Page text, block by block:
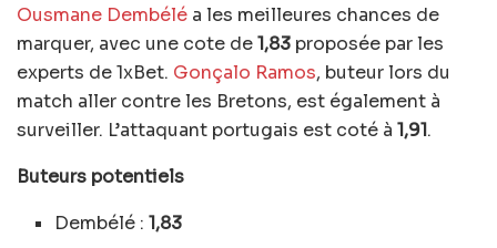
Ousmane Dembélé a les meilleures chances de
marquer, avec une cote de1,83 proposée par les
experts de 1xBet. Gonçalo Ramos, buteur lors du
match aller contre les Bretons, est également à
surveiller. L’attaquant portugais est coté à 1,91.
Buteurs potentiels
Dembélé :1,83